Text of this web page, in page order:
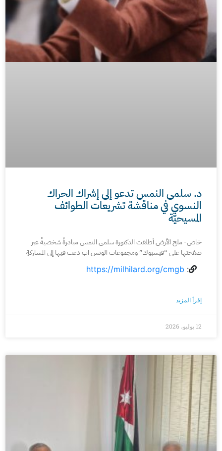
د. سلمى النمس تدعو إلى إشراك الحراك
النسوي في مناقشة تشريعات الطوائف
المسيحيّة
خاص- ملح الأرض أطلقت الدكتورة سلمى النمس مبادرةً شخصيةً عبر
صفحتها على “فيسبوك” ومجموعات الوتس اب دعت فيها إلى المشاركةِ
:
https://milhilard.org/cmgb
إقرأ المزيد
12 يوليو، 2026